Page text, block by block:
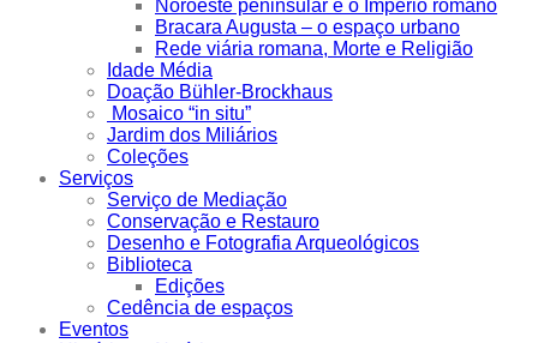
Noroeste peninsular e o Império romano
Bracara Augusta – o espaço urbano
Rede viária romana, Morte e Religião
Idade Média
Doação Bühler-Brockhaus
Mosaico “in situ”
Jardim dos Miliários
Coleções
Serviços
Serviço de Mediação
Conservação e Restauro
Desenho e Fotografia Arqueológicos
Biblioteca
Edições
Cedência de espaços
Eventos